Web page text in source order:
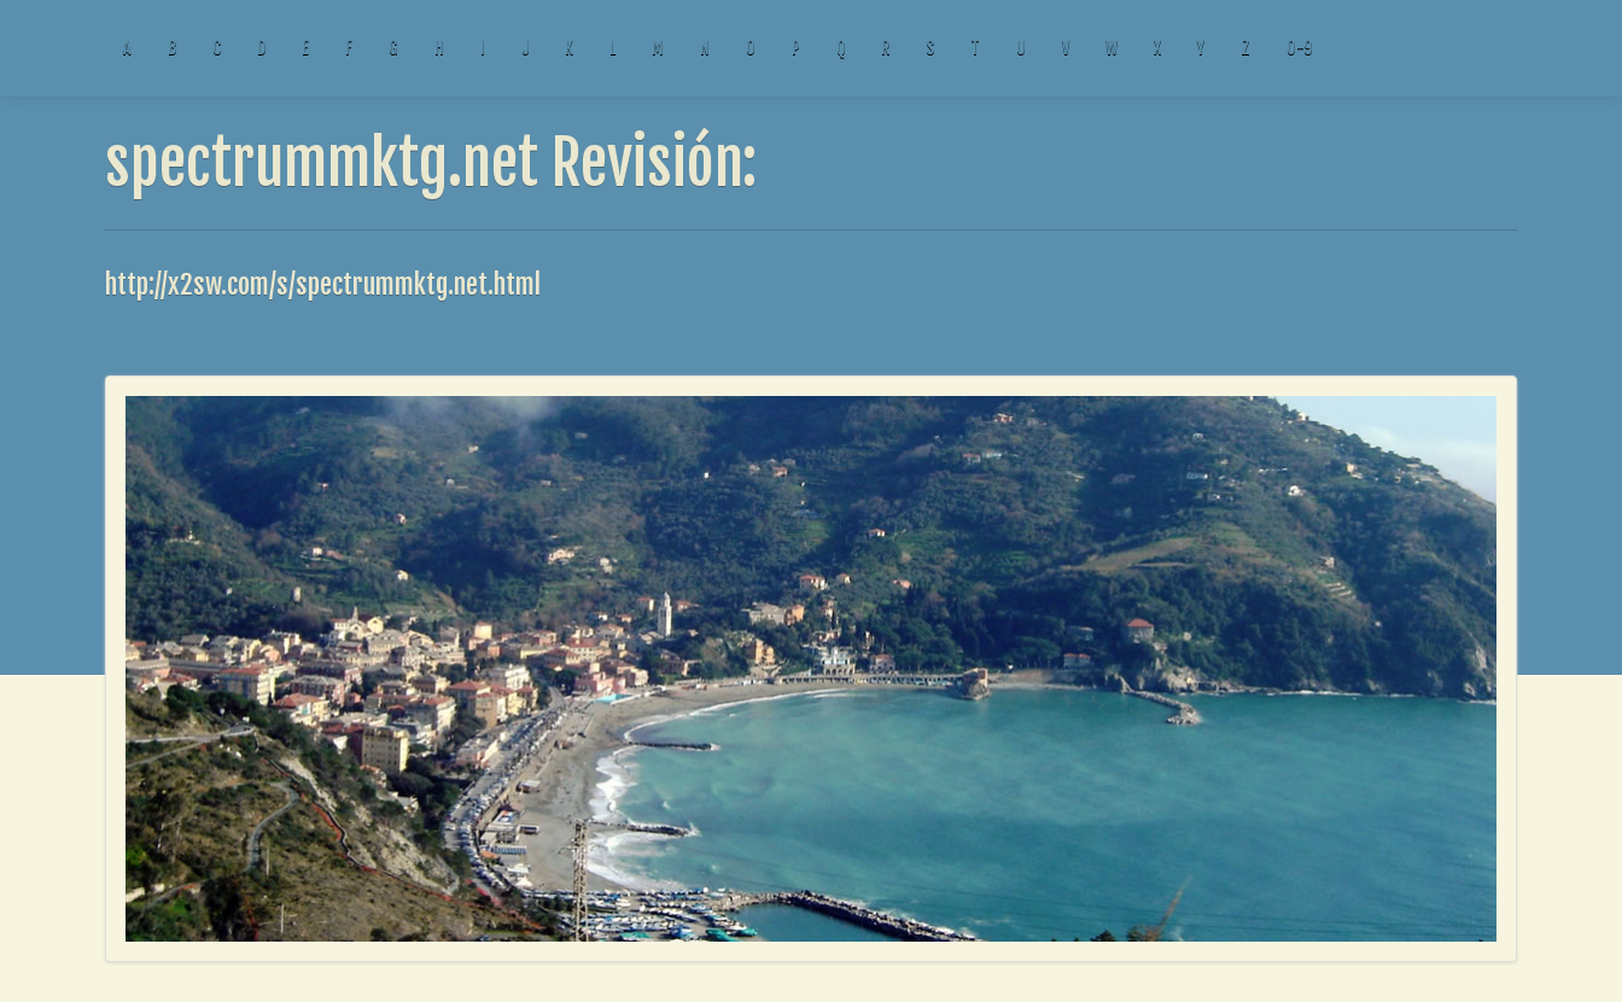
A B C D E F G H I J K L M N O P Q R S T U V W X Y Z 0-9
spectrummktg.net Revisión:
http://x2sw.com/s/spectrummktg.net.html